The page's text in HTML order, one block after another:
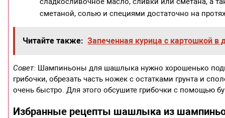
сметаной, солью и специями достаточно на
Читайте также: Запеченная курица с картошкой в
Совет: Шампиньоны для шашлыка нужно хорошенько
грибочки, обрезать часть ножек с остатками грунта и
очень быстро. Для этого обсушите грибочки с помощью
Избранные рецепты шашлыка из